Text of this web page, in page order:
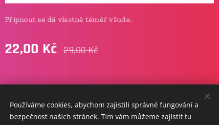
Připnout se dá vlastně téměř všude.
22,00 Kč 29,00Kč
copyright © 2026 / jakubcinibulk. Cookies
Používáme cookies, abychom zajistili správné fungování a
bezpečnost našich stránek. Tím vám můžeme zajistit tu